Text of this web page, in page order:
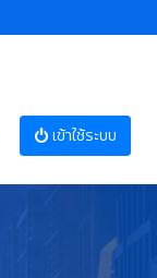
เข้าใช้ระบบ